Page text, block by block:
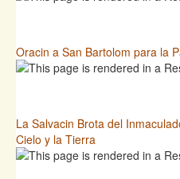
Oracin a San Bartolom para la
La Salvacin Brota del
Cielo y la Tierra